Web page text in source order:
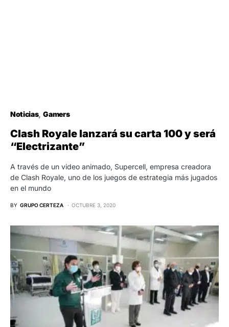
Noticias Gamers
Clash Royale lanzará su carta 100 y será
“Electrizante”
A través de un video animado, Supercell, empresa creadora
de Clash Royale, uno de los juegos de estrategia más jugados
en el mundo
BY GRUPO CERTEZA OCTUBRE 3, 2020